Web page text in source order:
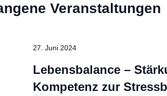
Veranstaltungen
27. Juni 2024
Lebensbalance –
Kompetenz zur